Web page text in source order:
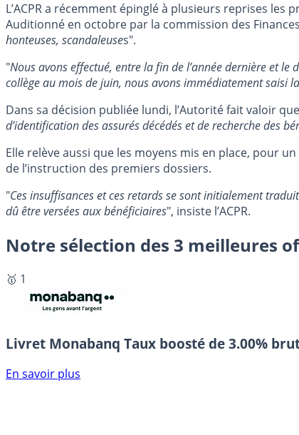
L’ACPR a récemment épinglé à plusieurs reprises
Auditionné en octobre par la commission des
honteuses, scandaleuses".
"Nous avons effectué, entre la fin de l’année dernière et
collège au mois de juin, nous avons immédiatement saisi
Dans sa décision publiée lundi, l’Autorité fait valoir
d’identification des assurés décédés et de recherche des
Elle relève aussi que les moyens mis en place, pour
de l’instruction des premiers dossiers.
"Ces insuffisances et ces retards se sont initialement
dû être versées aux bénéficiaires", insiste l’ACPR.
Notre sélection des 3 meilleures
🥇 1
Livret Monabanq Taux boosté de 3.00%
En savoir plus